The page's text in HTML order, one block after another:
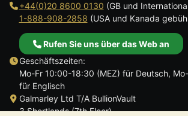
+44(0)20 8600 0130 (GB und
1-888-908-2858 (USA und Kanada
Rufen Sie uns über das Web an
Geschäftszeiten:
Mo-Fr 10:00-18:30 (MEZ) für Deutsch,
für Englisch
Galmarley Ltd T/A BullionVault
3 Shortlands (7th Floor)